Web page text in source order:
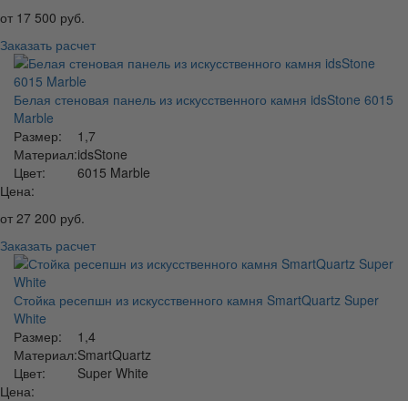
от 17 500 руб.
Заказать расчет
Белая стеновая панель из искусственного камня idsStone 6015
Marble
Размер:
1,7
Материал:idsStone
Цвет:
6015 Marble
Цена:
от 27 200 руб.
Заказать расчет
Стойка ресепшн из искусственного камня SmartQuartz Super
White
Размер:
1,4
Материал:SmartQuartz
Цвет:
Super White
Цена: